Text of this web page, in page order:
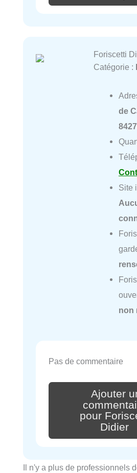
Foriscetti
Catégorie :
de
Site
non
Pas de commentaire
Ajouter
pour
Didier
Il n'y a plus de professionnels